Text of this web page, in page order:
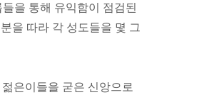
을 통해 유익함이 점검된
을 따라 각 성도들을 몇 그
은이들을 굳은 신앙으로